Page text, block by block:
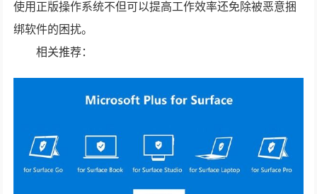
使用正版操作系统不但可以提高工作效率还免除被恶意捆
绑软件的困扰。
相关推荐：